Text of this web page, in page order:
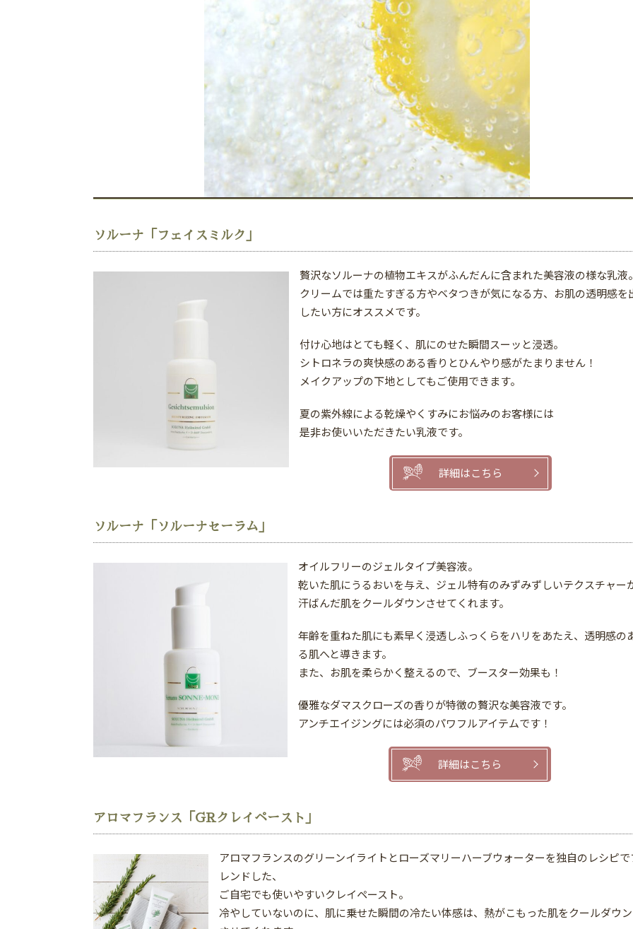
ソルーナ「フェイスミルク」
贅沢なソルーナの植物エキスがふんだんに含まれた美容液の様な乳液
クリームでは重たすぎる方やベタつきが気になる方、お肌の透明感を
したい方にオススメです。
付け心地はとても軽く、肌にのせた瞬間スーッと浸透。
シトロネラの爽快感のある香りとひんやり感がたまりません！
メイクアップの下地としてもご使用できます。
夏の紫外線による乾燥やくすみにお悩みのお客様には
是非お使いいただきたい乳液です。
詳細はこちら
ソルーナ「ソルーナセーラム」
オイルフリーのジェルタイプ美容液。
乾いた肌にうるおいを与え、ジェル特有のみずみずしいテクスチャー
汗ばんだ肌をクールダウンさせてくれます。
年齢を重ねた肌にも素早く浸透しふっくらをハリをあたえ、透明感の
る肌へと導きます。
また、お肌を柔らかく整えるので、ブースター効果も！
優雅なダマスクローズの香りが特徴の贅沢な美容液です。
アンチエイジングには必須のパワフルアイテムです！
詳細はこちら
アロマフランス「GRクレイペースト」
アロマフランスのグリーンイライトとローズマリーハーブウォーターを独自のレシピで
レンドした、
ご自宅でも使いやすいクレイペースト。
冷やしていないのに、肌に乗せた瞬間の冷たい体感は、熱がこもった肌をクールダウン